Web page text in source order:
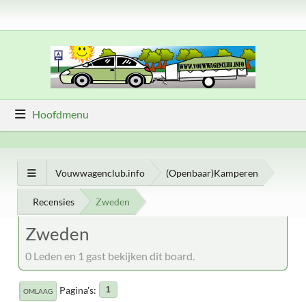
Hoofdmenu
Vouwwagenclub.info (Openbaar)Kamperen
Recensies Zweden
Zweden
0 Leden en 1 gast bekijken dit board.
OMLAAG Pagina's 1